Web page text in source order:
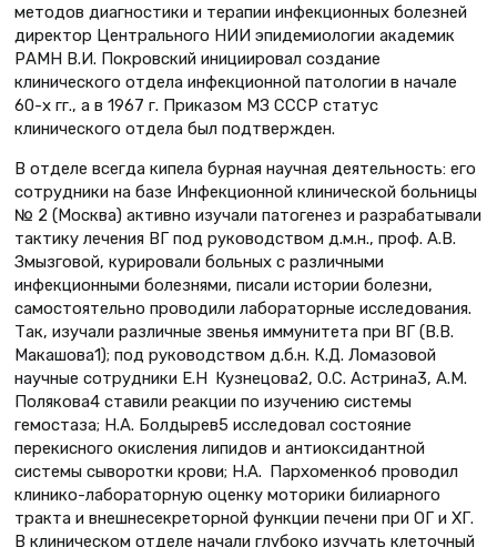
методов диагностики и терапии инфекционных болезней
директор Центрального НИИ эпидемиологии академик
РАМН В.И. Покровский инициировал создание
клинического отдела инфекционной патологии в начале
60-х гг., а в 1967 г. Приказом МЗ СССР статус
клинического отдела был подтвержден.
В отделе всегда кипела бурная научная деятельность: его
сотрудники на базе Инфекционной клинической больницы
№ 2 (Москва) активно изучали патогенез и разрабатывали
тактику лечения ВГ под руководством д.м.н., проф. А.В.
Змызговой, курировали больных с различными
инфекционными болезнями, писали истории болезни,
самостоятельно проводили лабораторные исследования.
Так, изучали различные звенья иммунитета при ВГ (В.В.
Макашова1); под руководством д.б.н. К.Д. Ломазовой
научные сотрудники Е.Н Кузнецова2, О.С. Астрина3, А.М.
Полякова4 ставили реакции по изучению системы
гемостаза; Н.А. Болдырев5 исследовал состояние
перекисного окисления липидов и антиоксидантной
системы сыворотки крови; Н.А. Пархоменко6 проводил
клинико-лабораторную оценку моторики билиарного
тракта и внешнесекреторной функции печени при ОГ и ХГ.
В клиническом отделе начали глубоко изучать клеточный